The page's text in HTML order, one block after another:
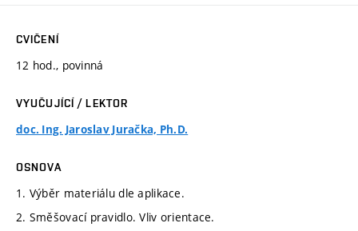
CVIČENÍ
12 hod., povinná
VYUČUJÍCÍ / LEKTOR
doc. Ing. Jaroslav Juračka, Ph.D.
OSNOVA
1. Výběr materiálu dle aplikace.
2. Směšovací pravidlo. Vliv orientace.